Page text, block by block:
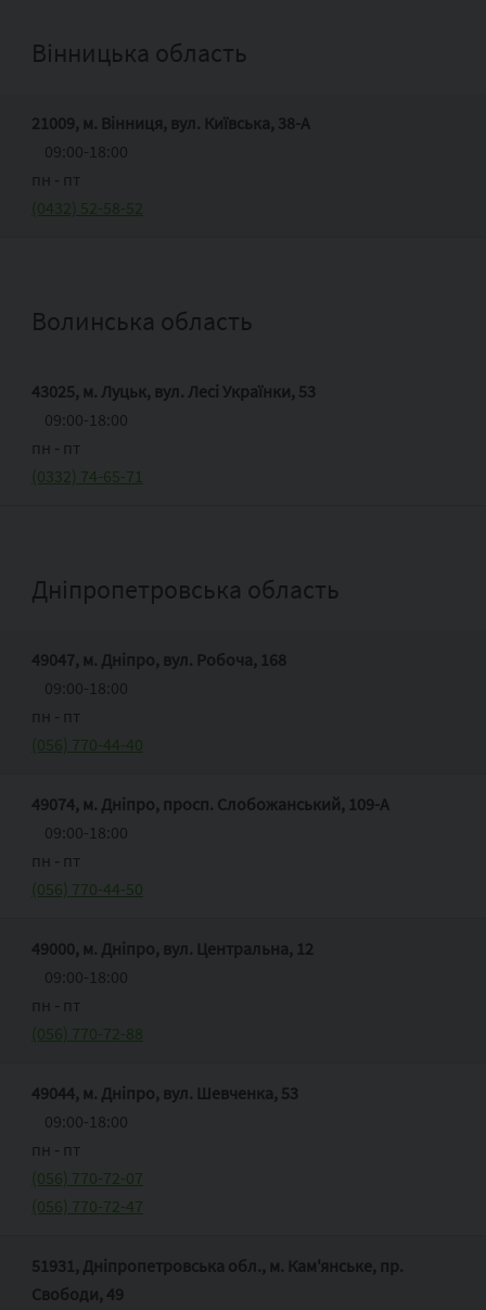
Вінницька область
21009, м. Вінниця, вул. Київська, 38-А
09:00-18:00
пн ‑ пт
(0432) 52-58-52
Волинська область
43025, м. Луцьк, вул. Лесі Українки, 53
09:00-18:00
пн ‑ пт
(0332) 74-65-71
Дніпропетровська область
49047, м. Дніпро, вул. Робоча, 168
09:00-18:00
пн ‑ пт
(056) 770-44-40
49074, м. Дніпро, просп. Слобожанський, 109-А
09:00-18:00
пн ‑ пт
(056) 770-44-50
49000, м. Дніпро, вул. Центральна, 12
09:00-18:00
пн ‑ пт
(056) 770-72-88
49044, м. Дніпро, вул. Шевченка, 53
09:00-18:00
пн ‑ пт
(056) 770-72-07
(056) 770-72-47
51931, Дніпропетровська обл., м. Кам'янське, пр.
Свободи, 49